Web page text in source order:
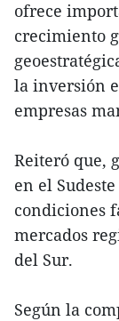
ofrece
crecimiento
la inversión
empresas
Reiteró que,
en el
condiciones
mercados
del Sur.
Según la